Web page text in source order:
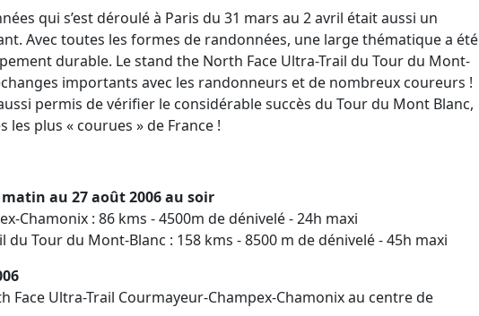
qui s’est déroulé à Paris du 31 mars au 2 avril était aussi un
Avec toutes les formes de randonnées, une large thématique a été
durable. Le stand the North Face Ultra-Trail du Tour du Mont-
importants avec les randonneurs et de nombreux coureurs !
permis de vérifier le considérable succès du Tour du Mont Blanc,
les plus « courues » de France !
au 27 août 2006 au soir
Chamonix : 86 kms - 4500m de dénivelé - 24h maxi
du Tour du Mont-Blanc : 158 kms - 8500 m de dénivelé - 45h maxi
Face Ultra-Trail Courmayeur-Champex-Chamonix au centre de